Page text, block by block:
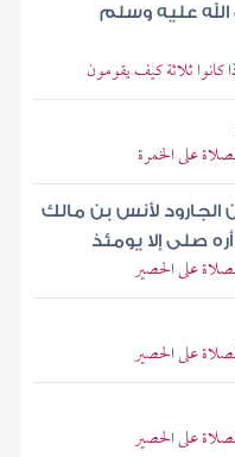
عليه وسلم
ثلاثة كيف يقومون
على الخمرة
لأنس بن مالك
صلى إلا يومئذ
على الحصير
على الحصير
على الحصير